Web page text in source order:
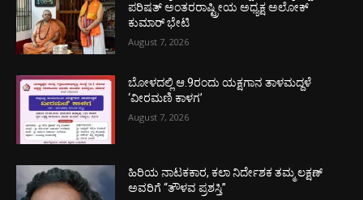
ಪರಿಷತ್ ಅಂತರರಾಷ್ಟ್ರೀಯ ಅಧ್ಯಕ್ಷ ಅಲೋಕ್
ಕುಮಾರ್ ಭೇಟಿ
August 7, 2026
ಬೋಳದಲ್ಲಿ ಆ.9ರಂದು ಯಕ್ಷಗಾನ ತಾಳಮದ್ದಳೆ
‘ವೀರಮಣಿ ಕಾಳಗ’
August 7, 2026
ಹಿರಿಯ ನಾಟಕಕಾರ, ಕಲಾ ನಿರ್ದೇಶಕ ತಮ್ಮ ಲಕ್ಷಣ್
ಅವರಿಗೆ “ತೌಳವ ಪ್ರಶಸ್ತಿ”